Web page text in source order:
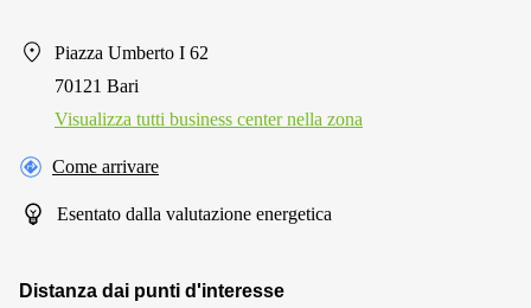
Piazza Umberto I 62
70121 Bari
Visualizza tutti business center nella zona
Come arrivare
Esentato dalla valutazione energetica
Distanza dai punti d'interesse